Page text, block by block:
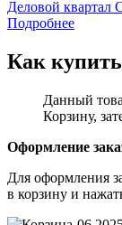
Деловой квартал
Подробнее
Как купить
Данный
Корзину,
Оформление
Для оформления
в корзину и